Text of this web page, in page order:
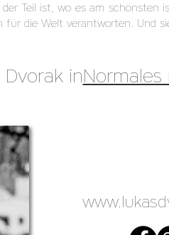
Teil ist, wo es am schönsten
die Welt verantworten. Und
inNormales